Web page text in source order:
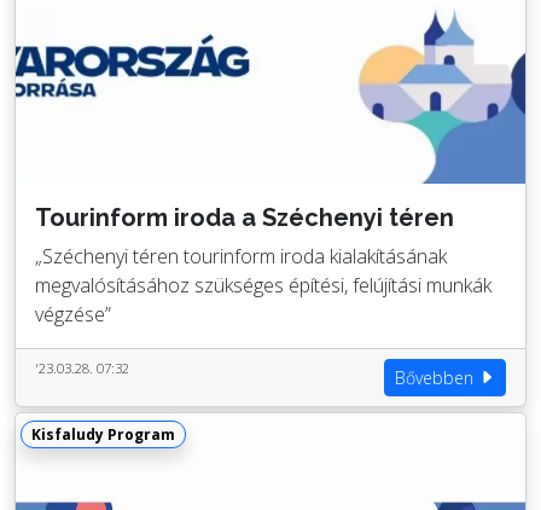
Tourinform iroda a Széchenyi téren
„Széchenyi téren tourinform iroda kialakításának
megvalósításához szükséges építési, felújítási munkák
végzése”
'23.03.28. 07:32 Bővebben
Kisfaludy Program